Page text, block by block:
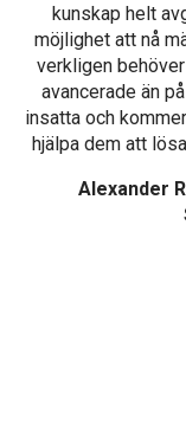
kunskap helt
möjlighet att nå
verkligen
avancerade än
insatta och
hjälpa dem att
Alexander